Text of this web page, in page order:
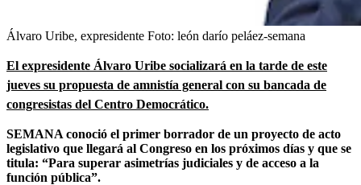
Álvaro Uribe, expresidente Foto: león darío peláez-semana
El expresidente Álvaro Uribe socializará en la tarde de este
jueves su propuesta de amnistía general con su bancada de
congresistas del Centro Democrático.
SEMANA conoció el primer borrador de un proyecto de acto
legislativo que llegará al Congreso en los próximos días y que se
titula: “Para superar asimetrías judiciales y de acceso a la
función pública”.